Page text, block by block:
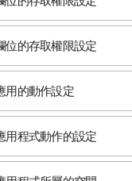
位的存取權限設定
用的動作設定
用程式動作的設定